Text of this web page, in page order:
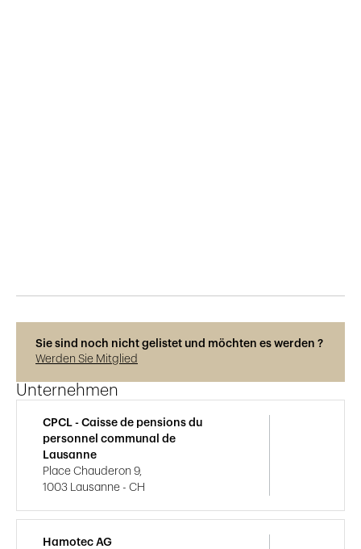
Sie sind noch nicht gelistet und möchten es werden ?
Werden Sie Mitglied
Unternehmen
CPCL - Caisse de pensions du
personnel communal de
Lausanne
Place Chauderon 9,
1003 Lausanne - CH
Hamotec AG